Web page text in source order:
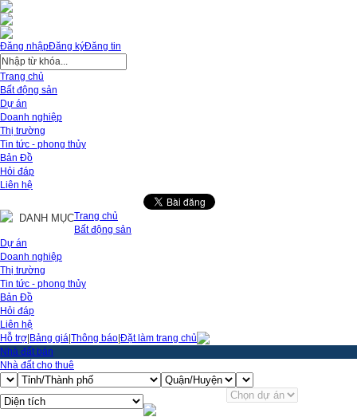
Đăng ký
Đăng nhập Đăng tin
Trang chủ
Bất động sản
Dự án
Doanh nghiệp
Thị trường
Tin tức - phong thủy
Bản Đồ
Hỏi đáp
Liên hệ
DANH MỤCTrang chủ
Bất động sản
Dự án
Doanh nghiệp
Thị trường
Tin tức - phong thủy
Bản Đồ
Hỏi đáp
Liên hệ
Hỗ trợ Bảng giá Thông báo Đặt làm trang chủ
Nhà đất bán
Nhà đất cho thuê